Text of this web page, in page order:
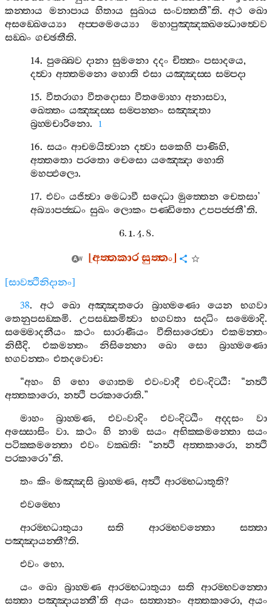
කන‍්තාය
මනාපාය හිතාය සුඛාය සංවත‍්තතී”ති.අථ ඛො
අසඞ‍්ඛෙය්‍යො
අප‍්පමෙය්‍යො
මහාපුඤ‍්ඤක‍්ඛන්‍ධොත්‍වෙව
සඞ‍්ඛං ගච‍්ඡතීති.
14.පුබ‍්බෙව දානා සුමනො දදං චිත‍්තං පසාදයෙ,
දත්‍වා අත‍්තමනො හොති එසා යඤ‍්ඤස‍්ස සම‍්පදා
15.වීතරාගා වීතදොසා වීතමොහා අනාසවා,
ඛෙත‍්තං යඤ‍්ඤස‍්ස සම‍්පන‍්නං සඤ‍්ඤතා
බ්‍රහ‍්මචාරිනො. 1
16.සයං ආචමයිත්‍වාන දත්‍වා සකෙහි පාණිහි,
අත‍්තතො පරතො චෙසො යඤ‍්ඤො හොති
මහප‍්ඵලො.
17.එවං යජිත්‍වා මෙධාවී සද‍්ධො මුත‍්තෙන චෙතසා’
අබ්‍යාපජ‍්ඣං සුඛං ලොකං පණ‍්ඩිතො උපපජ‍්ජතී’ති.
6. 1. 4. 8.
[අත‍්තකාරසුත‍්තං]
[සාවත්‍ථිනිදානං]
38. අථ ඛො අඤ‍්ඤතරො බ්‍රාහ‍්මණො යෙන
භගවා
තෙනුපසඞ‍්කමි.උපසඞ‍්කමිත්‍වා භගවතා සද‍්ධිං සම‍්මොදි.
සම‍්මොදනීයං
කථං සාරාණීයං වීතිසාරෙත්‍වා
එකමන‍්තං
නිසීදි. එකමන‍්තං නිසින‍්නො ඛො සො
බ්‍රාහ‍්මණො
භගවන‍්තං එතදවොච:
“අහං හි භො ගොතම එවංවාදී එවංදිට‍්ඨී: “නත්‍ථි
අත‍්තකාරො, නත්‍ථි පරකාරොති.”
මාහං
බ්‍රාහ‍්මණ, එවංවාදිං එවංදිට‍්ඨිං අද‍්දසං
වා
අස‍්සොසිං වා.කථං හි නාම සයං අභික‍්කමන‍්තො සයං
පටික‍්කමන‍්තො
එවං වක‍්ඛති: “නත්‍ථි අත‍්තකාරො,නත්‍ථි
පරකාරො”ති.
තං කිං මඤ‍්ඤසි බ්‍රාහ‍්මණ, අත්‍ථි ආරම‍්භධාතූති?
එවම‍්භො
ආරම‍්භධාතුයා
සති ආරම‍්භවන‍්තො
සත‍්තා
පඤ‍්ඤායන‍්තී?ති.
එවං භො.
යං
ඛො බ්‍රාහ‍්මණ ආරම‍්භධාතුයා සති
ආරම‍්භවන‍්තො
සත‍්තා පඤ‍්ඤායන‍්තී’ති අයං සත‍්තානං අත‍්තකාරො,අයං